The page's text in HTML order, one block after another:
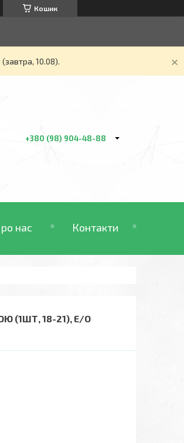
Кошик
10.08).
+380 (98) 904-48-88
нас Контакти
(1ШТ, 18-21), Е/О